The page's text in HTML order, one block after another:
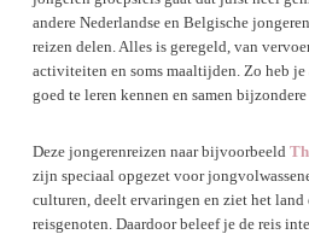
andere Nederlandse en Belgische
reizen delen. Alles is geregeld, van
activiteiten en soms maaltijden. Zo heb
goed te leren kennen en samen
Deze jongerenreizen naar bijvoorbeeld
zijn speciaal opgezet voor
culturen, deelt ervaringen en ziet het
reisgenoten. Daardoor beleef je de reis